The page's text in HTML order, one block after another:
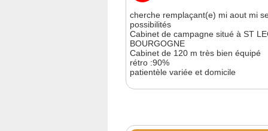
cherche remplaçant(e) mi aout mi
possibilités
Cabinet de campagne situé à ST
BOURGOGNE
Cabinet de 120 m très bien équipé
rétro :90%
patientèle variée et domicile